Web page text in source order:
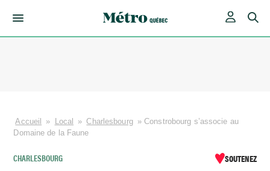
Accueil » Local » Charlesbourg »Constrobourg s’associe au
Domaine de la Faune
CHARLESBOURG SOUTENEZ